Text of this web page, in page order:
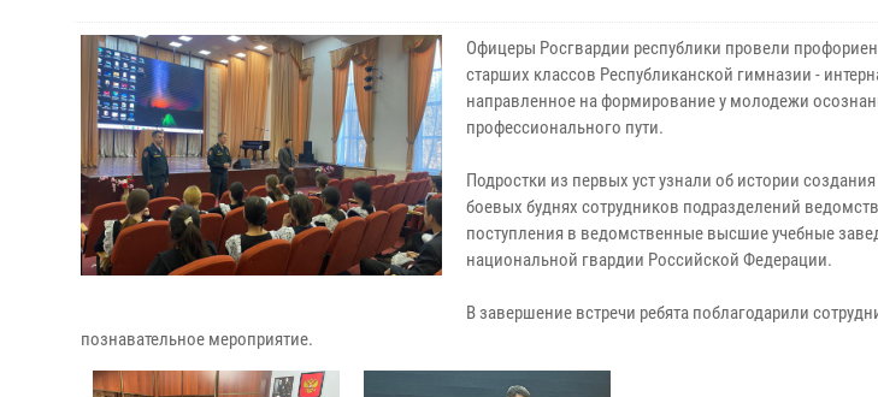
Офицеры Росгвардии республики провели
старших классов Республиканской гимназии -
направленное на формирование у молодежи
профессионального пути.
Подростки из первых уст узнали об истории
боевых буднях сотрудников подразделений
поступления в ведомственные высшие учебные
национальной гвардии Российской Федерации.
В завершение встречи ребята поблагодарили
познавательное мероприятие.